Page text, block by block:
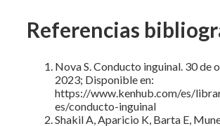
Referencias
Nova S. Conducto inguinal. 30 de
2023; Disponible en:
https://www.kenhub.com/es/
es/conducto-inguinal
Shakil A, Aparicio K, Barta E,